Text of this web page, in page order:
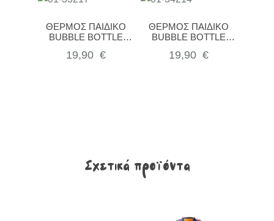
ΘΕΡΜΟΣ ΠΑΙΔΙΚΟ
BUBBLE BOTTLE
300ml FORTRESS
19,90 €
ΘΕΡΜΟΣ ΠΑΙΔΙΚΟ
BUBBLE BOTTLE
300ml FAIRY TALES
19,90 €
Σχετικά προϊόντα